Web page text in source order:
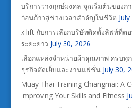
บริการวางฤกษ์มงคล จุดเริ่มต้นของก
ก่อนก้าวสู่ช่วงเวลาสำคัญในชีวิต
x lift กับการเลือกบริษัทติดตั้งลิฟท์ที่ต
ระยะยาว July 30, 2026
เลือกแหล่งจำหน่ายผ้าคุณภาพ ครบทุ
ธุรกิจตัดเย็บและงานแฟชั่น July 30,
Muay Thai Training Chiangmai: A
Improving Your Skills and Fitness